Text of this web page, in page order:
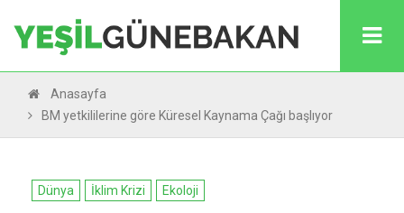
Anasayfa
BM yetkililerine göre Küresel Kaynama Çağı başlıyor
Dünya İklim Krizi Ekoloji